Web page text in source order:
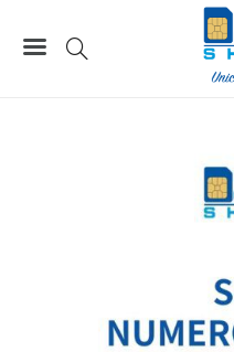
SIM Kena Mobile Numero